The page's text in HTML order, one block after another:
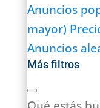
Anuncios
mayor)
Anuncios
Más filtros